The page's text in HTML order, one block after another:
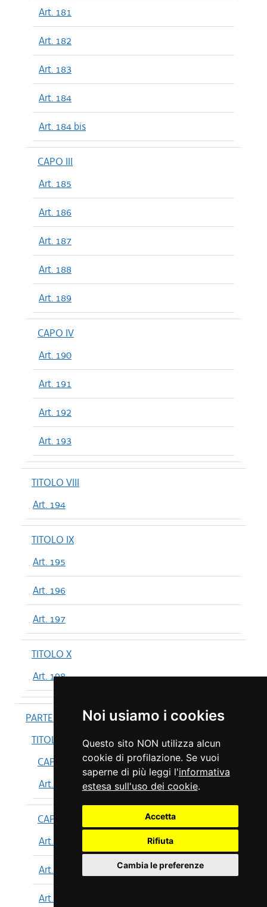
Noi usiamo i cookies
Questo sito NON utilizza alcun
cookie di profilazione. Se vuoi
saperne di più leggi l'informativa
estesa sull'uso dei cookie.
Accetta
Rifiuta
Cambia le preferenze
Art. 181
Art. 182
Art. 183
Art. 184
Art. 184 bis
CAPO III
Art. 185
Art. 186
Art. 187
Art. 188
Art. 189
CAPO IV
Art. 190
Art. 191
Art. 192
Art. 193
TITOLO VIII
Art. 194
TITOLO IX
Art. 195
Art. 196
Art. 197
TITOLO X
Art. 198
PARTE IV
TITOLO I
CAPO I
Art. 199
CAPO II
Art. 200
Art. 201
Art. 202